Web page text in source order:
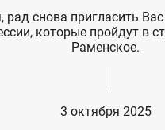
рад снова пригласить
которые пройдут в
Раменское.
3 октября 2025